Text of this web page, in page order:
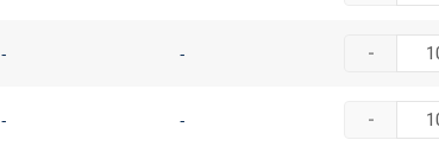
- - -
- - -